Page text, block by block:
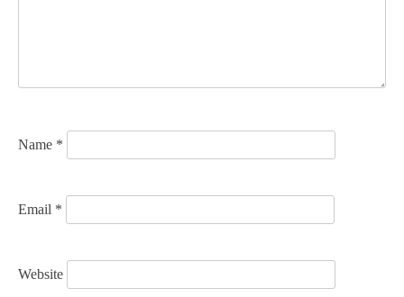
o
Name *
Email *
Website